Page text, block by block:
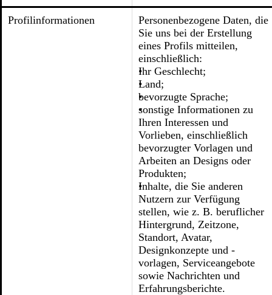
Profilinformationen
Personenbezogene Daten, die
Sie uns bei der Erstellung
eines Profils mitteilen,
einschließlich:
Ihr Geschlecht;
Land;
bevorzugte Sprache;
sonstige Informationen zu
Ihren Interessen und
Vorlieben, einschließlich
bevorzugter Vorlagen und
Arbeiten an Designs oder
Produkten;
Inhalte, die Sie anderen
Nutzern zur Verfügung
stellen, wie z. B. beruflicher
Hintergrund, Zeitzone,
Standort, Avatar,
Designkonzepte und -
vorlagen, Serviceangebote
sowie Nachrichten und
Erfahrungsberichte.